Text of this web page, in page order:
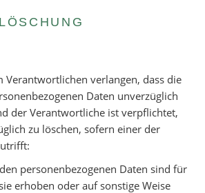
Verantwortlichen verlangen, dass die
Daten unverzüglich
der Verantwortliche ist verpflichtet,
zu löschen, sofern einer der
personenbezogenen Daten sind für
erhoben oder auf sonstige Weise